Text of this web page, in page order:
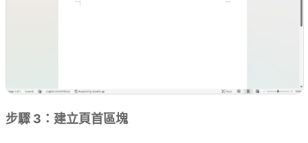
步驟 3：建立頁首區塊